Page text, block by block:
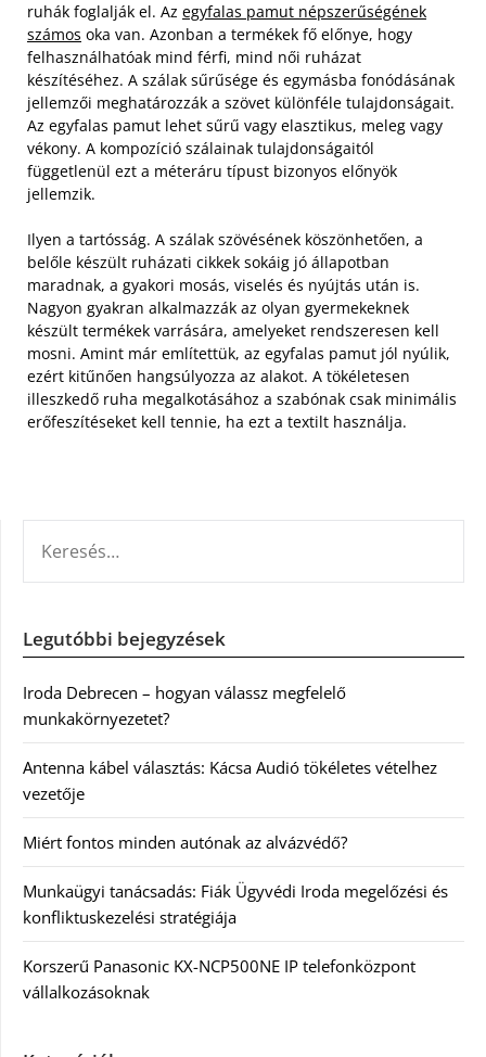
ruhák foglalják el. Az egyfalas pamut népszerűségének
számos oka van. Azonban a termékek fő előnye, hogy
felhasználhatóak mind férfi, mind női ruházat
készítéséhez. A szálak sűrűsége és egymásba fonódásának
jellemzői meghatározzák a szövet különféle tulajdonságait.
Az egyfalas pamut lehet sűrű vagy elasztikus, meleg vagy
vékony. A kompozíció szálainak tulajdonságaitól
függetlenül ezt a méteráru típust bizonyos előnyök
jellemzik.
Ilyen a tartósság. A szálak szövésének köszönhetően, a
belőle készült ruházati cikkek sokáig jó állapotban
maradnak, a gyakori mosás, viselés és nyújtás után is.
Nagyon gyakran alkalmazzák az olyan gyermekeknek
készült termékek varrására, amelyeket rendszeresen kell
mosni. Amint már említettük, az egyfalas pamut jól nyúlik,
ezért kitűnően hangsúlyozza az alakot. A tökéletesen
illeszkedő ruha megalkotásához a szabónak csak minimális
erőfeszítéseket kell tennie, ha ezt a textilt használja.
Legutóbbi bejegyzések
Iroda Debrecen – hogyan válassz megfelelő
munkakörnyezetet?
Antenna kábel választás: Kácsa Audió tökéletes vételhez
vezetője
Miért fontos minden autónak az alvázvédő?
Munkaügyi tanácsadás: Fiák Ügyvédi Iroda megelőzési és
konfliktuskezelési stratégiája
Korszerű Panasonic KX-NCP500NE IP telefonközpont
vállalkozásoknak